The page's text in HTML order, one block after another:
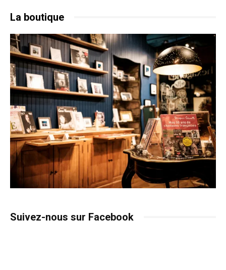
La boutique
Suivez-nous sur Facebook